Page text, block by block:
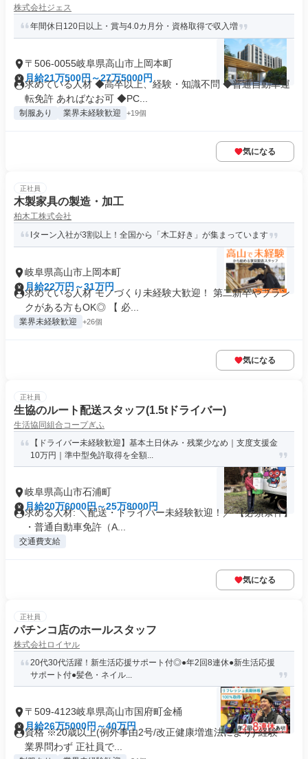
株式会社ジェス
年間休日120日以上・賞与4.0カ月分・資格取得で収入増
〒506-0055岐阜県高山市上岡本町
月給21万500円～27万5000円
求めている人材 ◆高卒以上、経験・知識不問 ◆普通自動車運
転免許 あればなお可 ◆PC...
制服あり 業界未経験歓迎 +19個
気になる
正社員
木製家具の製造・加工
柏木工株式会社
Iターン入社が3割以上！全国から「木工好き」が集まっています
岐阜県高山市上岡本町
月給22万円～31万円
求めている人材 モノづくり未経験大歓迎！ 第二新卒やブラン
クがある方もOK◎ 【 必...
業界未経験歓迎 +26個
気になる
正社員
生協のルート配送スタッフ(1.5tドライバー)
生活協同組合コープぎふ
【ドライバー未経験歓迎】基本土日休み・残業少なめ｜支度支援金
10万円｜準中型免許取得を全額...
岐阜県高山市石浦町
月給20万6000円～25万8000円
求める人材: ＼配送・ドライバー未経験歓迎！／ 【必須条件】
・普通自動車免許（A...
交通費支給
気になる
正社員
パチンコ店のホールスタッフ
株式会社ロイヤル
20代30代活躍！新生活応援サポート付◎●年2回8連休●新生活応援
サポート付●髪色・ネイル...
〒509-4123岐阜県高山市国府町金桶
月給26万5000円～40万円
資格 ※20歳以上(例外事由2号/改正健康増進法により) 経験・
業界問わず 正社員で...